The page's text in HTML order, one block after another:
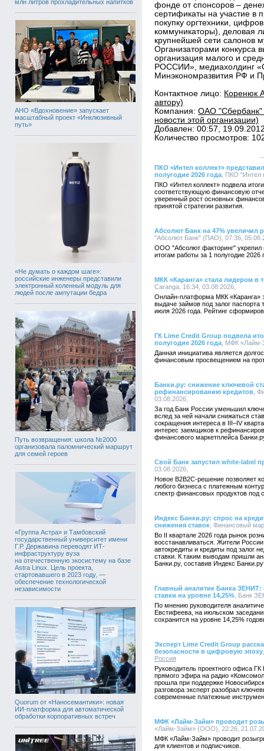
млн литров прохладительных напитков
АНО «Вдохновение» запускает
масштабный проект «Инклюзивный
путь»
«Не думать о каждом шаге»:
российские инженеры представили
электронный коленный модуль для
людей после ампутации бедра
Путь возвращения: школа №2000
организовала паломнический маршрут
для семей героев
«Группа Астра» и Тамбовский
государственный университет имени
Г.Р. Державина переводят ИТ-
инфраструктуру вуза
на отечественную экосистему на базе
Astra Linux. Цель проекта,
стартовавшего в 2023 году, —
обеспечение технологической
независимости
Quorum от «Наносемантики»: новая
ИИ-платформа для автоматической
обработки корпоративных встреч
фонде от спонсоров –
сертификаты на участие в
покупку оргтехники,
коммуникаторы), деловая
крупнейшей сети салонов
Организаторами конкурса
организация малого и
РОССИИ», медиахолдинг
Минэкономразвития РФ и
Контактное лицо: Коренюк
автору)
Компания: ОАО "Сбербанк"
новости этой организации)
Добавлен: 00:57,
Количество просмотров:
ПКО «Интел коллект»
полугодие 2026 года , ПКО "Интел
ПКО «Интел коллект» подвела
соответствующую финансовую
уверенный рост основных
принятой стратегии развития.
Абсолют Банк на 47% увеличил
"Абсолют Банк" (ПАО), 07:36,
ООО "Абсолют факторинг" укрепил
итогам работы за 1 полугодие 2026
МКК «Каранга» стала лидером в
Caranga, 16:34, 03.08.2026,
Онлайн-платформа МКК «Каранга»
выдаче займов под залог паспорта
июля 2026 года. Рейтинг
ГК Lime Credit Group подвела
полугодие 2026 года , МФК
Данная инициатива является
финансовым просвещением на
Банки.ру: снижение ключевой
рефинансированию кредитов ,
03.08.2026,
За год Банк России уменьшил
вслед за ней начали снижаться
сокращения интереса в III–IV
интерес заемщиков к
финансового маркетплейса
Свой Банк запустил white-label
03.08.2026,
Новое B2B2C-решение позволяет
любого бизнеса с платежным
спектр финансовых продуктов под
Индекс Банки.ру: спрос на
снижения ставок , Финансовый
Во II квартале 2026 года рынок
восстанавливаться. Жители
автокредиты и кредиты под залог
ставки. К таким выводам пришли
Банки.ру, составив Индекс
Главный аналитик Банка
ставки на уровне 14,25% , Банк
По мнению руководителя
Евстифеева, на июльском
сохранится на уровне 14,25%
Эксперт Lime Credit Group
безопасности в цифровую эпоху
Россия
Руководитель проектного офиса
прямого эфира на радио
прошла при поддержке
разговора эксперт разобрал
современные платежные
МФК «Лайм-Займ» проводит
«Лайм-Займ» (ООО), 22:26,
МФК «Лайм-Займ» проводит
для клиентов и подписчиков.